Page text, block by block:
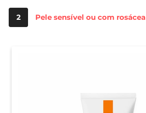
2 Pele sensível ou com rosácea